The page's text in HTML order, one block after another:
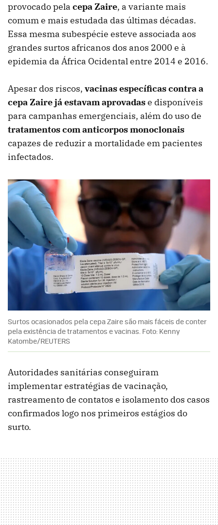
provocado pela cepa Zaire, a variante mais
comum e mais estudada das últimas décadas.
Essa mesma subespécie esteve associada aos
grandes surtos africanos dos anos 2000 e à
epidemia da África Ocidental entre 2014 e 2016.
Apesar dos riscos, vacinas específicas contra a
cepa Zaire já estavam aprovadase disponíveis
para campanhas emergenciais, além do uso de
tratamentos com anticorpos monoclonais
capazes de reduzir a mortalidade em pacientes
infectados.
Surtos ocasionados pela cepa Zaire são mais fáceis de conter
pela existência de tratamentos e vacinas. Foto: Kenny
Katombe/REUTERS
Autoridades sanitárias conseguiram
implementar estratégias de vacinação,
rastreamento de contatos e isolamento dos casos
confirmados logo nos primeiros estágios do
surto.